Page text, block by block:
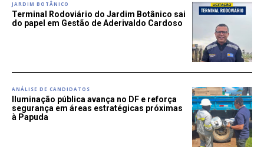
JARDIM BOTÂNICO
Terminal Rodoviário do Jardim Botânico sai
do papel em Gestão de Aderivaldo Cardoso
ANÁLISE DE CANDIDATOS
Iluminação pública avança no DF e reforça
segurança em áreas estratégicas próximas
à Papuda